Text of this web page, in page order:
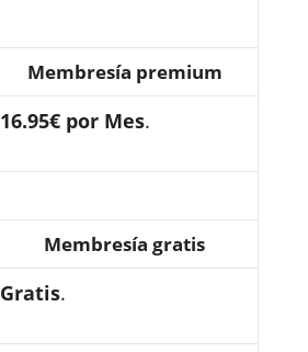
Membresía premium
16.95€ por Mes.
Membresía gratis
Gratis.